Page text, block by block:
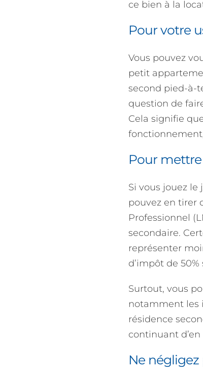
ce bien à la
Pour votre
Vous pouvez
petit
second pied-à-
question de
Cela signifie
Pour
Si vous jouez
pouvez en tirer
Professionnel
secondaire.
représenter
d’impôt de
Surtout, vous
notamment les
résidence
continuant
Ne négligez